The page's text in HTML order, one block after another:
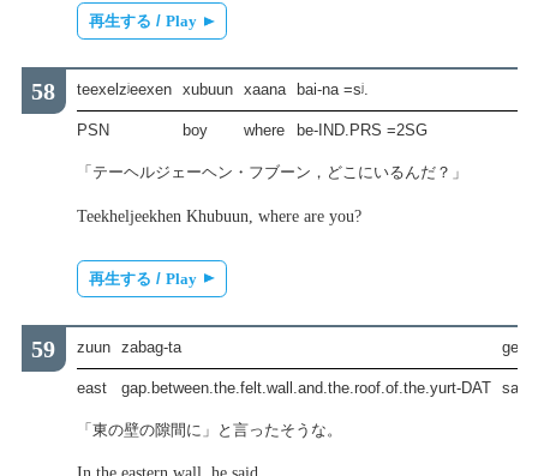
再生する /Play
teexelzʲeexen xubuun xaana bai-na =sʲ.
PSN boy where be-IND.PRS =2SG
「テーヘルジェーヘン・フブーン，どこにいるんだ？」
Teekheljeekhen Khubuun, where are you?
再生する /Play
zuun zabag-ta ge-
east gap.between.the.felt.wall.and.the.roof.of.the.yurt-DAT
「東の壁の隙間に」と言ったそうな。